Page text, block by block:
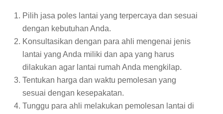
Pilih jasa poles lantai yang terpercaya dan sesuai
dengan kebutuhan Anda.
Konsultasikan dengan para ahli mengenai jenis
lantai yang Anda miliki dan apa yang harus
dilakukan agar lantai rumah Anda mengkilap.
Tentukan harga dan waktu pemolesan yang
sesuai dengan kesepakatan.
Tunggu para ahli melakukan pemolesan lantai di